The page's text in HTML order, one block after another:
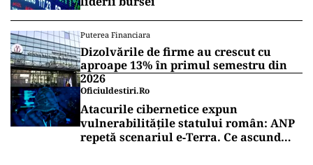
Puterea Financiara
Dizolvările de firme au crescut cu
aproape 13% în primul semestru din
2026
Oficiuldestiri.ro
Atacurile cibernetice expun
vulnerabilitățile statului român: ANP
repetă scenariul e‑Terra. Ce ascund